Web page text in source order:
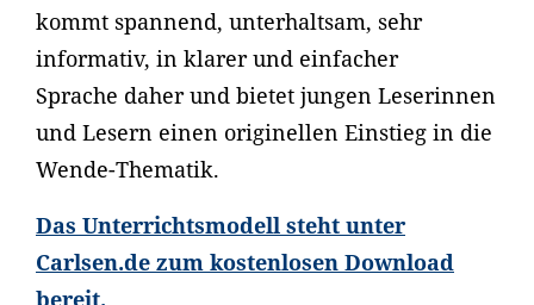
kommt spannend, unterhaltsam, sehr
informativ, in klarer und einfacher
Sprache daher und bietet jungen Leserinnen
und Lesern einen originellen Einstieg in die
Wende-Thematik.
Das Unterrichtsmodell steht unter
Carlsen.de zum kostenlosen Download
bereit.